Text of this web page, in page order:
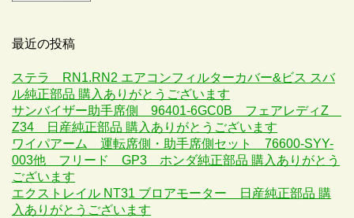
最近の投稿
ステラ RN1.RN2 エアコンフィルターカバー&ビス スバ
ル純正部品 購入ありがとうございます
サンバイザー助手席側 96401-6GC0B フェアレディZ
Z34 日産純正部品 購入ありがとうございます
ワイパアーム 運転席側・助手席側セット 76600-SYY-
003他 フリード GP3 ホンダ純正部品 購入ありがとう
ございます
エクストレイル NT31 ブロアモーター 日産純正部品 購
入ありがとうございます